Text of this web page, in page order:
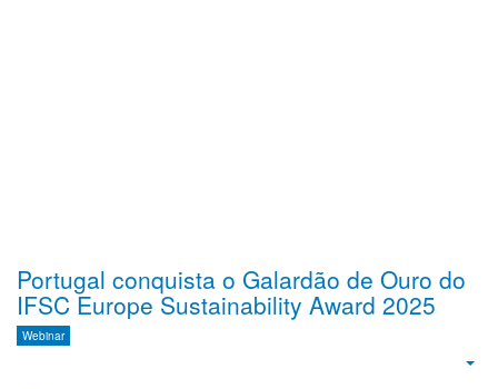
Portugal conquista o Galardão de Ouro do
IFSC Europe Sustainability Award 2025
Webinar